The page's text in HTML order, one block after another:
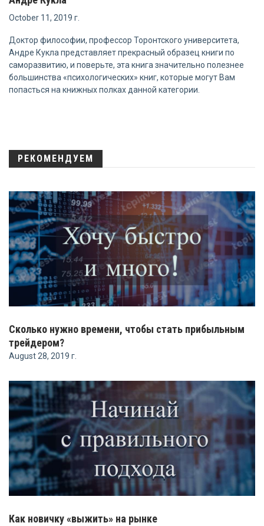
October 11, 2019 г.
Доктор философии, профессор Торонтского университета,
Андре Кукла представляет прекрасный образец книги по
саморазвитию, и поверьте, эта книга значительно полезнее
большинства «психологических» книг, которые могут Вам
попасться на книжных полках данной категории.
РЕКОМЕНДУЕМ
Сколько нужно времени, чтобы стать прибыльным
трейдером?
August 28, 2019 г.
Как новичку «выжить» на рынке